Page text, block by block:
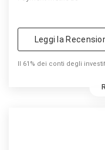
Leggi la
Il 61% dei conti degli